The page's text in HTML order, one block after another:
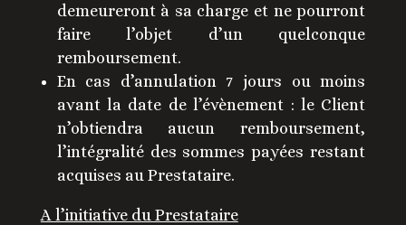
demeureront à sa charge et ne pourront
faire l’objet d’un quelconque
remboursement.
En cas d’annulation 7 jours ou moins
avant la date de l’évènement : le Client
n’obtiendra aucun remboursement,
l’intégralité des sommes payées restant
acquises au Prestataire.
A l’initiative du Prestataire